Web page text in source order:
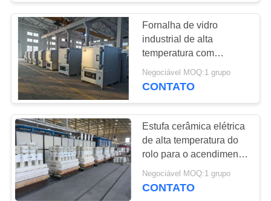
NOTÍCIAS
CASOS
SOLICITE UM
ORÇAMENTO
MAPA
DO
SITE
Fornalha de vidro
industrial de alta
temperatura com
controle de temperatura
preciso
Negociável MOQ:1 grupo
CONTATO
Estufa cerâmica elétrica
de alta temperatura do
rolo para o acendimento
cerâmico diário
decorativo
Negociável MOQ:1 grupo
CONTATO